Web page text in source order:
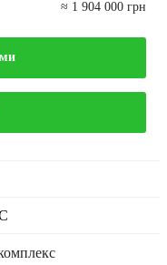
≈ 1 904 000 грн